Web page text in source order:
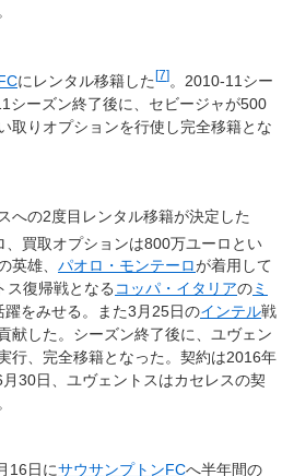
にレンタル移籍した [7] 。2010-11シー
シーズン終了後に、セビージャが500
取りオプションを行使し完全移籍とな
への2度目レンタル移籍が決定した
、買取オプションは800万ユーロとい
英雄、 パオロ・モンテーロが着用して
ス復帰戦となる コッパ・イタリアのミ
をみせる。また3月25日のインテル戦
献した。シーズン終了後に、ユヴェン
行、完全移籍となった。契約は2016年
30日、ユヴェントスはカセレスの契
16日にサウサンプトンFCへ半年間の